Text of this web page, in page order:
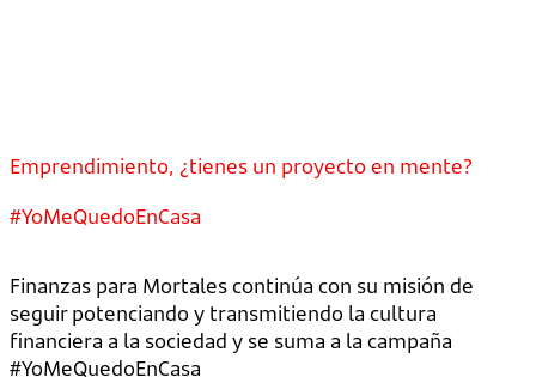
Emprendimiento, ¿tienes un proyecto en mente?
#YoMeQuedoEnCasa
Finanzas para Mortales continúa con su misión de
seguir potenciando y transmitiendo la cultura
financiera a la sociedad y se suma a la campaña
#YoMeQuedoEnCasa